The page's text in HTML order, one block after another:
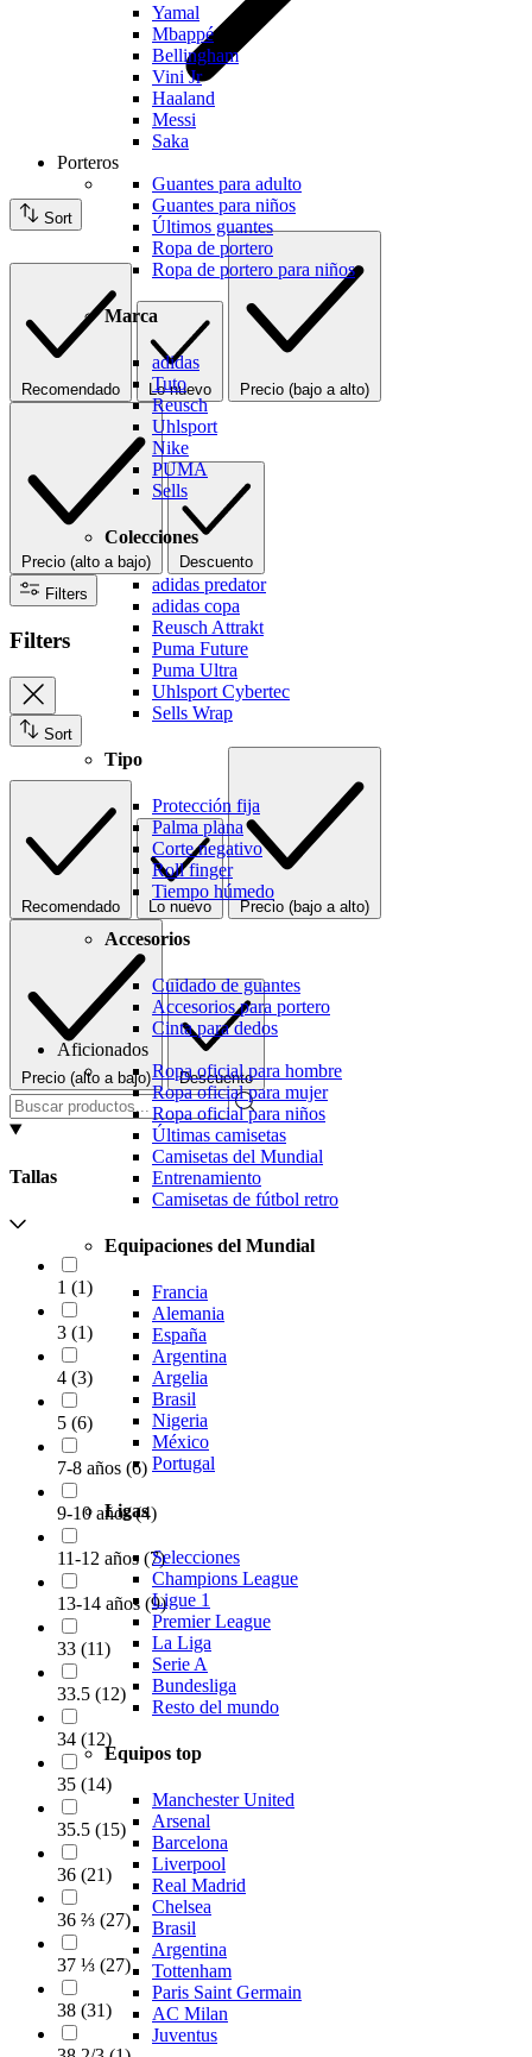
Yamal
Mbappé
Bellingham
Vini Jr
Haaland
Messi
Saka
Porteros
Guantes para adulto
Guantes para niños
Últimos guantes
Ropa de portero
Ropa de portero para niños
Marca
adidas
Tuto
Reusch
Uhlsport
Nike
PUMA
Sells
Colecciones
adidas predator
adidas copa
Reusch Attrakt
Puma Future
Puma Ultra
Uhlsport Cybertec
Sells Wrap
Tipo
Protección fija
Palma plana
Corte negativo
Roll finger
Tiempo húmedo
Accesorios
Cuidado de guantes
Accesorios para portero
Cinta para dedos
Aficionados
Ropa oficial para hombre
Ropa oficial para mujer
Ropa oficial para niños
Últimas camisetas
Camisetas del Mundial
Entrenamiento
Camisetas de fútbol retro
Equipaciones del Mundial
Francia
Alemania
España
Argentina
Argelia
Brasil
Nigeria
México
Portugal
Ligas
Selecciones
Champions League
Ligue 1
Premier League
La Liga
Serie A
Bundesliga
Resto del mundo
Equipos top
Manchester United
Arsenal
Barcelona
Liverpool
Real Madrid
Chelsea
Brasil
Argentina
Tottenham
Paris Saint Germain
AC Milan
Juventus
Sort
Recomendado Lo nuevo Precio (bajo a alto)
Precio (alto a bajo)
Descuento
Filters
Filters
Sort
Recomendado Lo nuevo Precio (bajo a alto)
Precio (alto a bajo) Descuento
Tallas
1 (1)
3 (1)
4 (3)
5 (6)
7-8 años (6)
9-10 años (4)
11-12 años (7)
13-14 años (9)
33 (11)
33.5 (12)
34 (12)
35 (14)
35.5 (15)
36 (21)
36 ⅔ (27)
37 ⅓ (27)
38 (31)